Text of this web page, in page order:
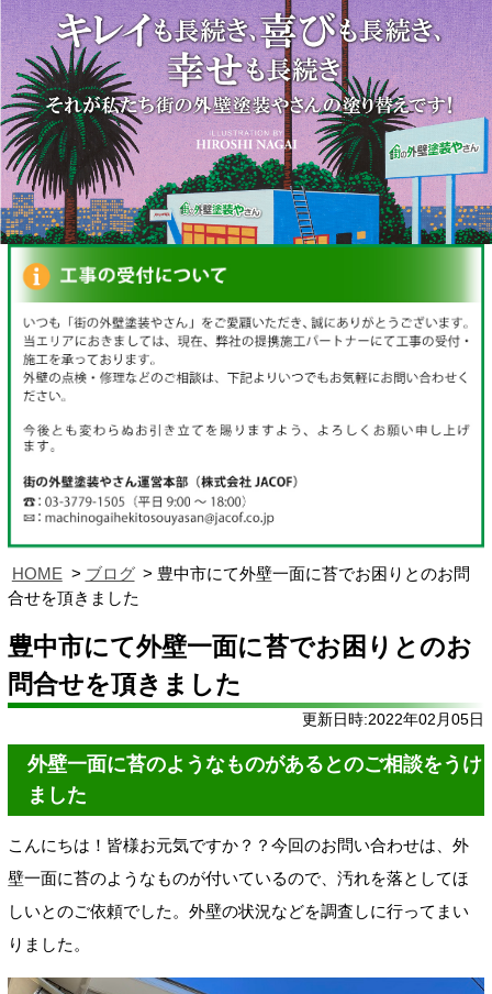
HOME ブログ
豊中市にて外壁一面に苔でお困りとのお問
合せを頂きました
豊中市にて外壁一面に苔でお困りとのお
問合せを頂きました
更新日時:2022年02月05日
外壁一面に苔のようなものがあるとのご相談をうけ
ました
こんにちは！皆様お元気ですか？？今回のお問い合わせは、外
壁一面に苔のようなものが付いているので、汚れを落としてほ
しいとのご依頼でした。外壁の状況などを調査しに行ってまい
りました。